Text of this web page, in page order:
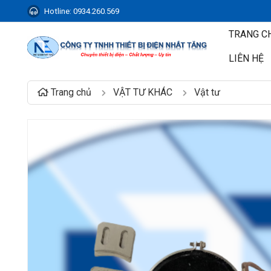
Hotline: 0934.260.569
TRANG
LIÊN HỆ
Trang chủ VẬT TƯ KHÁC Vật tư